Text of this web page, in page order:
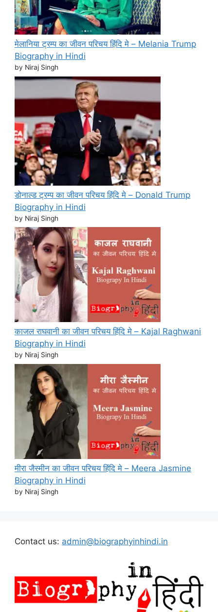
मेलानिया ट्रम्प का जीवन परिचय हिंदि मे – Melania Trump
Biography in Hindi
by Niraj Singh
डोनाल्ड ट्रम्प का जीवन परिचय हिंदि मे – Donald Trump
Biography in Hindi
by Niraj Singh
काजल राघवानी का जीवन परिचय हिंदि मे – Kajal Raghwani
Biography in Hindi
by Niraj Singh
मीरा जैस्मीन का जीवन परिचय हिंदि मे – Meera Jasmine
Biography in Hindi
by Niraj Singh
Contact us: admin@biographyinhindi.in